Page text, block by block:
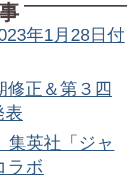
年1月28日付
修正＆第３四
表
集英社「ジャ
ラボ